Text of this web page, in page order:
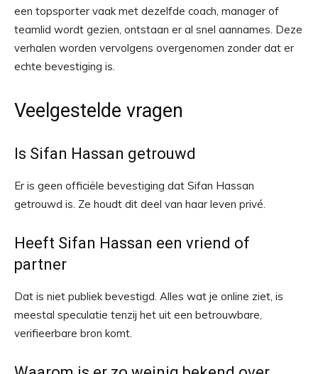
een topsporter vaak met dezelfde coach, manager of
teamlid wordt gezien, ontstaan er al snel aannames. Deze
verhalen worden vervolgens overgenomen zonder dat er
echte bevestiging is.
Veelgestelde vragen
Is Sifan Hassan getrouwd
Er is geen officiële bevestiging dat Sifan Hassan
getrouwd is. Ze houdt dit deel van haar leven privé.
Heeft Sifan Hassan een vriend of
partner
Dat is niet publiek bevestigd. Alles wat je online ziet, is
meestal speculatie tenzij het uit een betrouwbare,
verifieerbare bron komt.